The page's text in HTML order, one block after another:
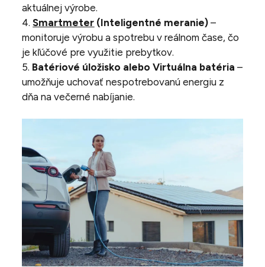
aktuálnej výrobe.
4.Smartmeter (Inteligentné meranie)–
monitoruje výrobu a spotrebu v reálnom čase, čo
je kľúčové pre využitie prebytkov.
5. Batériové úložisko alebo Virtuálna batéria –
umožňuje uchovať nespotrebovanú energiu z
dňa na večerné nabíjanie.